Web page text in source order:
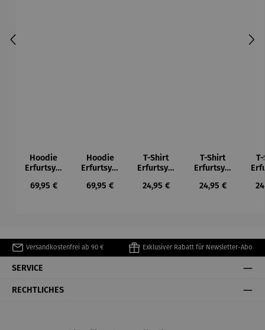
Hoodie
Erfurtsym
Regulärer Preis:
69,95 €
Hoodie
Erfurtsym
Regulärer Preis:
69,95 €
T-Shirt
Erfurtsym
Regulärer Preis:
24,95 €
T-Shirt
Erfurtsym
Regulärer Preis:
24,95 €
Versandkostenfrei ab 90 € Exklusiver Rabatt für Newsletter-Abo
SERVICE
RECHTLICHES